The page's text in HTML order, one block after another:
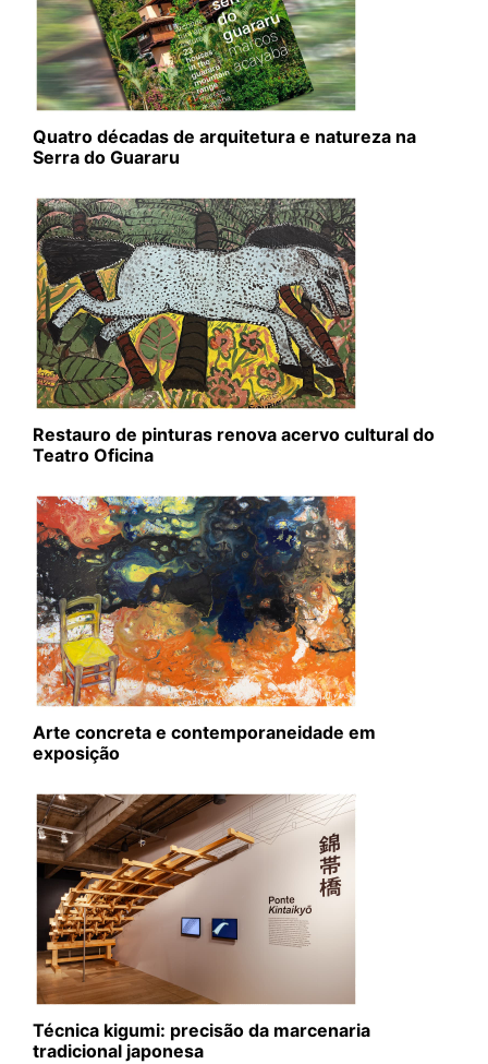
Quatro décadas de arquitetura e natureza na
Serra do Guararu
Restauro de pinturas renova acervo cultural do
Teatro Oficina
Arte concreta e contemporaneidade em
exposição
Técnica kigumi: precisão da marcenaria
tradicional japonesa